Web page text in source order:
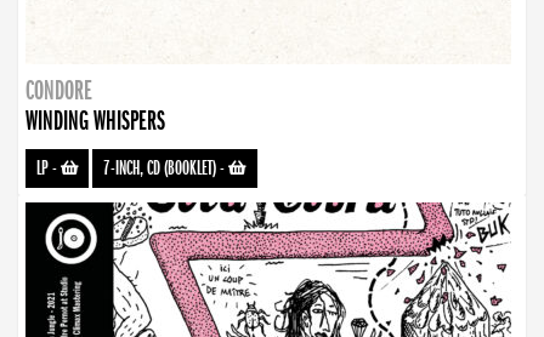
CONDORE
WINDING WHISPERS
LP- 7-INCH, CD (BOOKLET)-